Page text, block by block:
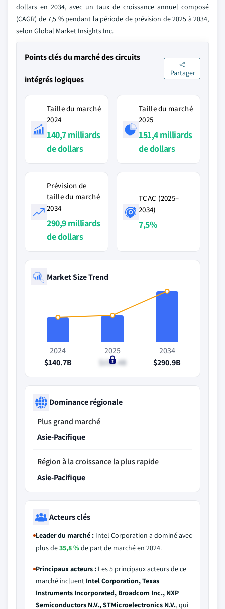
dollars en 2034, avec un taux de croissance annuel composé
(CAGR) de 7,5 % pendant la période de prévision de 2025 à 2034,
selon Global Market Insights Inc.
Points clés du marché des circuits
intégrés logiques
Partager
Taille du marché
2024
140,7 milliards
de dollars
Taille du marché
2025
151,4 milliards
de dollars
Prévision de
taille du marché
2034
290,9 milliards
de dollars
TCAC (2025–
2034)
7,5%
Market Size Trend
2024
$140.7B
2025
$151.4B
2034
$290.9B
Dominance régionale
Plus grand marché
Asie-Pacifique
Région à la croissance la plus rapide
Asie-Pacifique
Acteurs clés
Leader du marché : Intel Corporation a dominé avec
plus de35,8 %de part de marché en 2024.
Principaux acteurs : Les 5 principaux acteurs de ce
marché incluent Intel Corporation, Texas
Instruments Incorporated, Broadcom Inc., NXP
Semiconductors N.V., STMicroelectronics N.V., qui